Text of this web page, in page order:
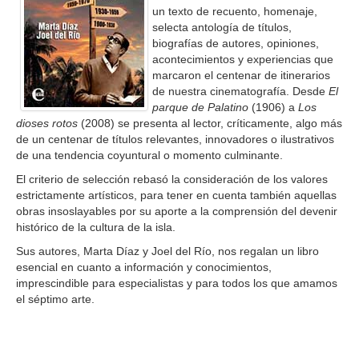
un texto de recuento, homenaje,
selecta antología de títulos,
biografías de autores, opiniones,
acontecimientos y experiencias que
marcaron el centenar de itinerarios
de nuestra cinematografía. Desde El
parque de Palatino (1906) a Los
dioses rotos (2008) se presenta al lector, críticamente, algo más
de un centenar de títulos relevantes, innovadores o ilustrativos
de una tendencia coyuntural o momento culminante.
El criterio de selección rebasó la consideración de los valores
estrictamente artísticos, para tener en cuenta también aquellas
obras insoslayables por su aporte a la comprensión del devenir
histórico de la cultura de la isla.
Sus autores, Marta Díaz y Joel del Río, nos regalan un libro
esencial en cuanto a información y conocimientos,
imprescindible para especialistas y para todos los que amamos
el séptimo arte.